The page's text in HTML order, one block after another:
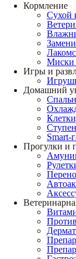
Кормление
Сухой
Миски
Игры и
Домашний
Smart-
Прогулки и